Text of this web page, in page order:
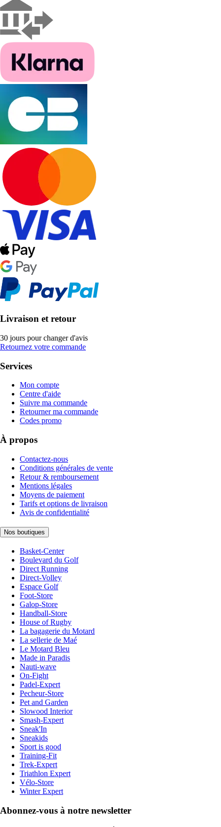
Livraison et retour
30 jours pour changer d'avis
Retournez votre commande
Services
Mon compte
Centre d'aide
Suivre ma commande
Retourner ma commande
Codes promo
À propos
Contactez-nous
Conditions générales de vente
Retour & remboursement
Mentions légales
Moyens de paiement
Tarifs et options de livraison
Avis de confidentialité
Nos boutiques
Basket-Center
Boulevard du Golf
Direct Running
Direct-Volley
Espace Golf
Foot-Store
Galop-Store
Handball-Store
House of Rugby
La bagagerie du Motard
La sellerie de Maé
Le Motard Bleu
Made in Paradis
Nauti-wave
On-Fight
Padel-Expert
Pecheur-Store
Pet and Garden
Slowood Interior
Smash-Expert
Sneak'In
Sneakids
Sport is good
Training-Fit
Trek-Expert
Triathlon Expert
Vélo-Store
Winter Expert
Abonnez-vous à notre newsletter